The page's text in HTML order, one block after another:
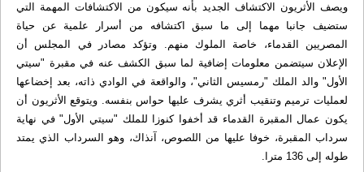
ويصف الأثريون الاكتشاف الجديد بأنه سيكون من الاكتشافات المهمة التي
ستضيف جانبا مهما إلى ما سبق اكتشافه من أسرار علمية عن حياة
المصريين القدماء، خاصة الملوك منهم. وتؤكد مصادر في المجلس أن
الإعلان سيتضمن معلومات إضافية لما سبق الكشف عنه في مقبرة "سيتي
الأول" والد الملك "رمسيس الثاني"، والواقعة في الوادي ذاته، بعد إخضاعها
لعمليات ترميم وتنقيب أثري يشرف عليها حواس بنفسه. ويتوقع الأثريون أن
يكون عمال المقبرة القدماء قد أخفوا كنوزا للملك "سيتي الأول" في نهاية
سرداب المقبرة، خوفا عليها من اللصوص، آنذاك، وهو السرداب الذي يمتد
طوله إلى 136 مترا.